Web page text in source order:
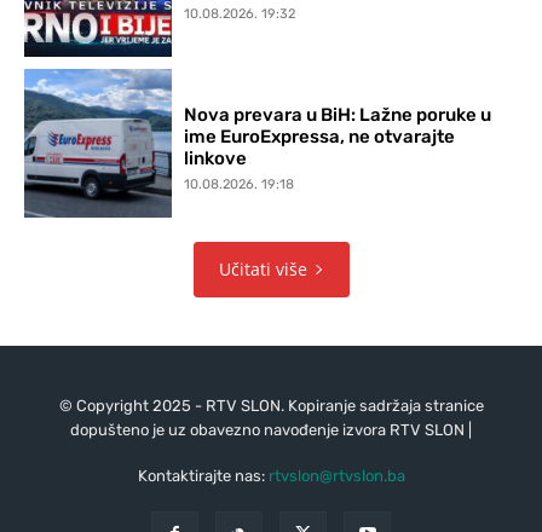
10.08.2026. 19:32
Nova prevara u BiH: Lažne poruke u
ime EuroExpressa, ne otvarajte
linkove
10.08.2026. 19:18
Učitati više
© Copyright 2025 - RTV SLON. Kopiranje sadržaja stranice
dopušteno je uz obavezno navođenje izvora RTV SLON |
Kontaktirajte nas: rtvslon@rtvslon.ba